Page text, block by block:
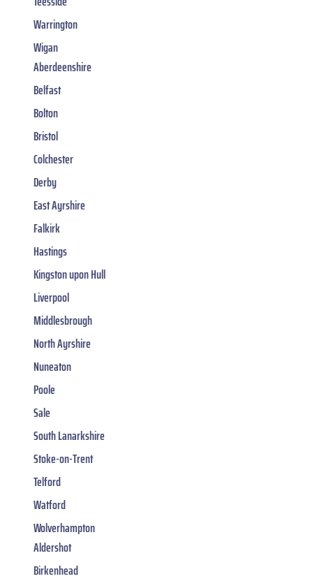
Warrington
Wigan
Aberdeenshire
Belfast
Bolton
Bristol
Colchester
Derby
East Ayrshire
Falkirk
Hastings
Kingston upon Hull
Liverpool
Middlesbrough
North Ayrshire
Nuneaton
Poole
Sale
South Lanarkshire
Stoke-on-Trent
Telford
Watford
Wolverhampton
Aldershot
Birkenhead